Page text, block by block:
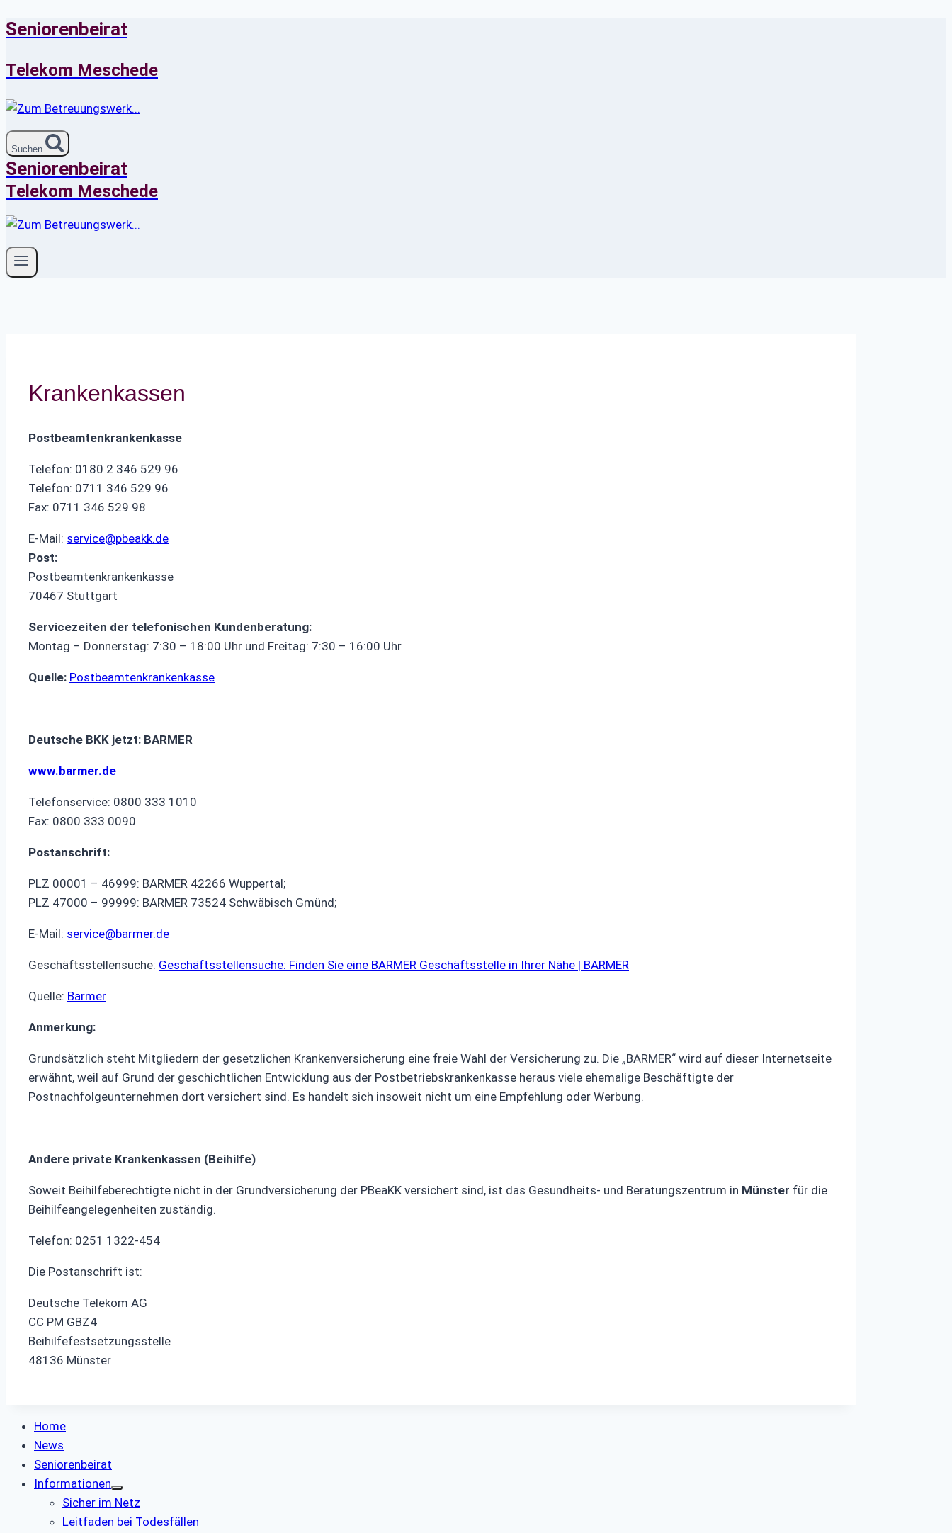
Zum
springen
Seniorenbeirat
Telekom Meschede
Suchen
Seniorenbeirat
Telekom Meschede
Krankenkassen
Postbeamtenkrankenkasse
Telefon: 0180 2 346 529 96
Telefon: 0711 346 529 96
Fax: 0711 346 529 98
E-Mail: service@pbeakk.de
Post:
Postbeamtenkrankenkasse
70467 Stuttgart
Servicezeiten der telefonischen Kundenberatung:
Montag – Donnerstag: 7:30 – 18:00 Uhr und Freitag: 7:30 – 16:00 Uhr
Quelle: Postbeamtenkrankenkasse
Deutsche BKK jetzt: BARMER
www.barmer.de
Telefonservice: 0800 333 1010
Fax: 0800 333 0090
Postanschrift:
PLZ 00001 – 46999: BARMER 42266 Wuppertal;
PLZ 47000 – 99999: BARMER 73524 Schwäbisch Gmünd;
E-Mail: service@barmer.de
Geschäftsstellensuche: Geschäftsstellensuche: Finden Sie eine BARMER Geschäftsstelle in Ihrer Nähe | BARMER
Quelle: Barmer
Anmerkung:
Grundsätzlich steht Mitgliedern der gesetzlichen Krankenversicherung eine freie Wahl der Versicherung zu. Die „BARMER“ wird auf dieser Internetseite
erwähnt, weil auf Grund der geschichtlichen Entwicklung aus der Postbetriebskrankenkasse heraus viele ehemalige Beschäftigte der
Postnachfolgeunternehmen dort versichert sind. Es handelt sich insoweit nicht um eine Empfehlung oder Werbung.
Andere private Krankenkassen (Beihilfe)
Soweit Beihilfeberechtigte nicht in der Grundversicherung der PBeaKK versichert sind, ist das Gesundheits- und Beratungszentrum in Münster für die
Beihilfeangelegenheiten zuständig.
Telefon: 0251 1322-454
Die Postanschrift ist:
Deutsche Telekom AG
CC PM GBZ4
Beihilfefestsetzungsstelle
48136 Münster
Home
News
Seniorenbeirat
Informationen
Sicher im Netz
Leitfaden bei Todesfällen